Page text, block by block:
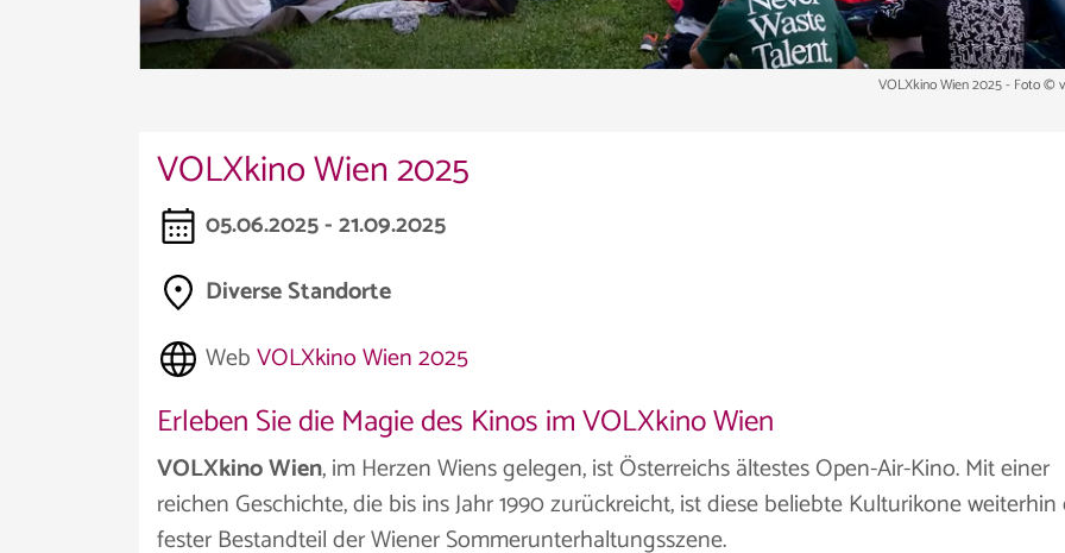
VOLXkino Wien 2025 - Foto ©
VOLXkino Wien 2025
05.06.2025 - 21.09.2025
Diverse Standorte
WebVOLXkino Wien 2025
Erleben Sie die Magie des Kinos im VOLXkino Wien
VOLXkino Wien, im Herzen Wiens gelegen, ist Österreichs ältestes Open-Air-Kino. Mit einer
reichen Geschichte, die bis ins Jahr 1990 zurückreicht, ist diese beliebte Kulturikone weiterhin
fester Bestandteil der Wiener Sommerunterhaltungsszene.